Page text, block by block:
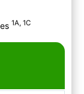
1A, 1C